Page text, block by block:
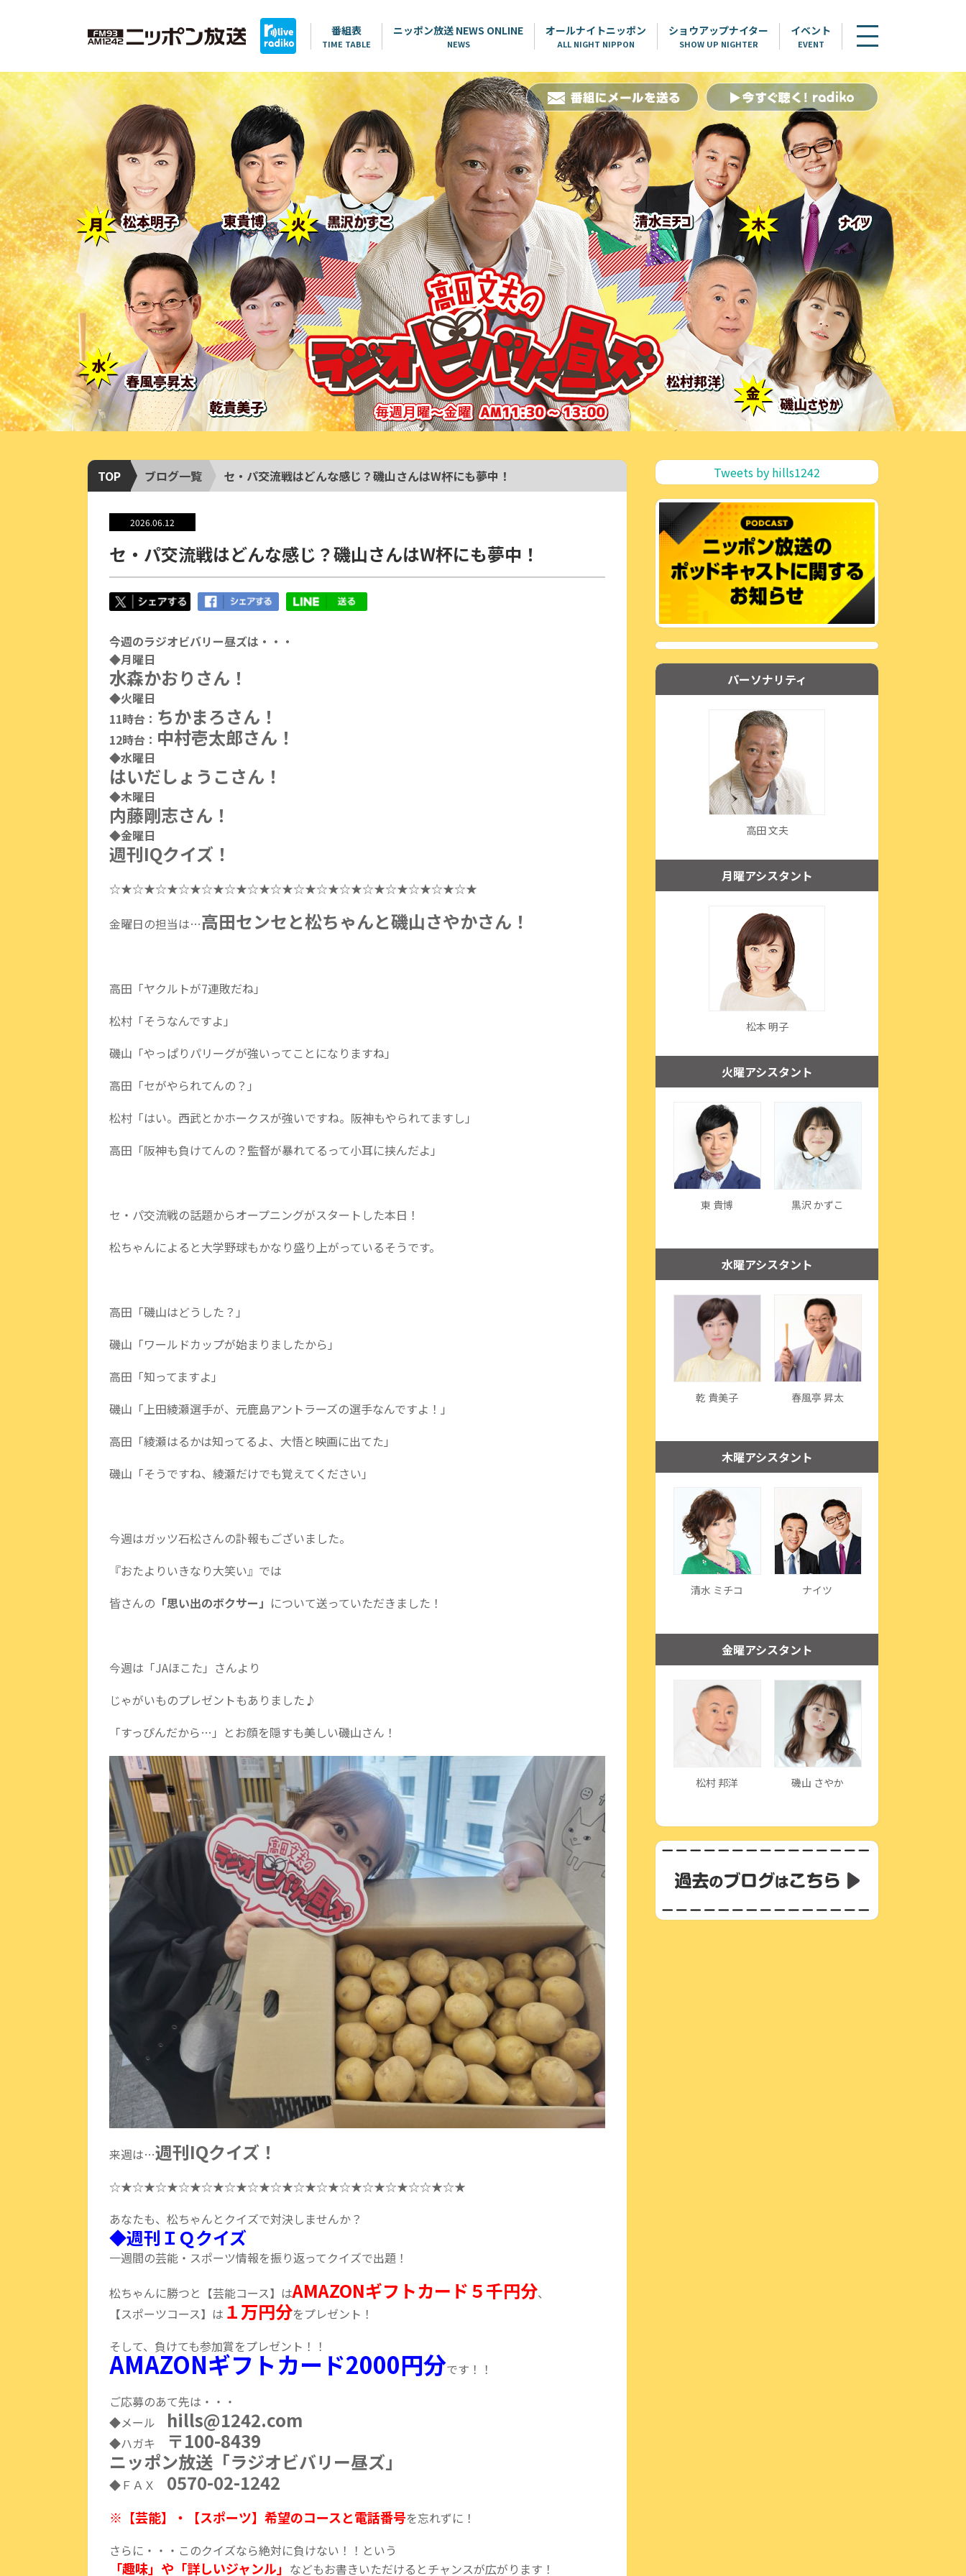
番組表
TIME TABLE
ニッポン放送 NEWS ONLINE
NEWS
オールナイトニッポン
ALL NIGHT NIPPON
ショウアップナイター
SHOW UP NIGHTER
イベント
EVENT
TOP ブログ一覧 セ・パ交流戦はどんな感じ？磯山さんはW杯にも夢中！
2026.06.12
セ・パ交流戦はどんな感じ？磯山さんはW杯にも夢中！
今週のラジオビバリー昼ズは・・・
◆月曜日
水森かおりさん！
◆火曜日
11時台： ちかまろさん！
12時台： 中村壱太郎さん！
◆水曜日
はいだしょうこさん！
◆木曜日
内藤剛志さん！
◆金曜日
週刊IQクイズ！
☆★☆★☆★☆★☆★☆★☆★☆★☆★☆★☆★☆★☆★☆★☆★☆★
金曜日の担当は…高田センセと松ちゃんと磯山さやかさん ！
高田「ヤクルトが7連敗だね」
松村「そうなんですよ」
磯山「やっぱりパリーグが強いってことになりますね」
高田「セがやられてんの？」
松村「はい。西武とかホークスが強いですね。阪神もやられてますし」
高田「阪神も負けてんの？監督が暴れてるって小耳に挟んだよ」
セ・パ交流戦の話題からオープニングがスタートした本日！
松ちゃんによると大学野球もかなり盛り上がっているそうです。
高田「磯山はどうした？」
磯山「ワールドカップが始まりましたから」
高田「知ってますよ」
磯山「上田綾瀬選手が、元鹿島アントラーズの選手なんですよ！」
高田「綾瀬はるかは知ってるよ、大悟と映画に出てた」
磯山「そうですね、綾瀬だけでも覚えてください」
今週はガッツ石松さんの訃報もございました。
『おたよりいきなり大笑い』では
皆さんの 「思い出のボクサー」 について送っていただきました！
今週は「JAほこた」さんより
じゃがいものプレゼントもありました♪
「すっぴんだから…」とお顔を隠すも美しい磯山さん！
来週は…週刊IQクイズ！
☆★☆★☆★☆★☆★☆★☆★☆★☆★☆★☆★☆★☆★☆☆★☆★
あなたも、松ちゃんとクイズで対決しませんか？
◆週刊ＩＱクイズ
一週間の芸能・スポーツ情報を振り返ってクイズで出題！
松ちゃんに勝つと【芸能コース】はAMAZONギフトカード５千円分、
【スポーツコース】は １万円分をプレゼント！
そして、負けても参加賞をプレゼント！！
AMAZONギフトカード2000円分です！！
ご応募のあて先は・・・
◆メール hills@1242.com
◆ハガキ
〒100-8439
ニッポン放送「ラジオビバリー昼ズ」
◆ＦＡＸ 0570-02-1242
※【芸能】・【スポーツ】希望のコースと電話番号を忘れずに！
さらに・・・このクイズなら絶対に負けない！！という
「趣味」や「詳しいジャンル」 などもお書きいただけるとチャンスが広がります！
Tweets by hills1242
パーソナリティ
高田 文夫
月曜アシスタント
松本 明子
火曜アシスタント
東 貴博 黒沢 かずこ
水曜アシスタント
乾 貴美子 春風亭 昇太
木曜アシスタント
清水 ミチコ ナイツ
金曜アシスタント
松村 邦洋 磯山 さやか